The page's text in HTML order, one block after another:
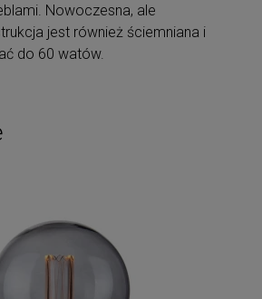
Nowoczesna, ale
jest również ściemniana i
do 60 watów.